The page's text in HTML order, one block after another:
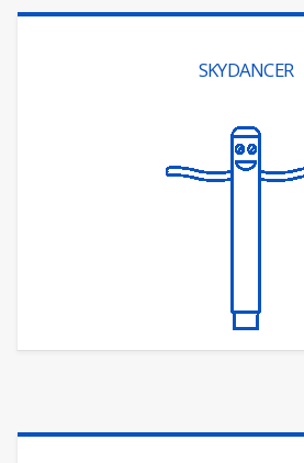
SKYDANCER